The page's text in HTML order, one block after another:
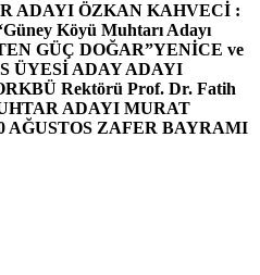
ADAYI ÖZKAN KAHVECİ :
Güney Köyü Muhtarı Adayı
GÜÇ DOĞAR”YENİCE ve
ÜYESİ ADAY ADAYI
KBÜ Rektörü Prof. Dr. Fatih
ADAYI MURAT
AĞUSTOS ZAFER BAYRAMI